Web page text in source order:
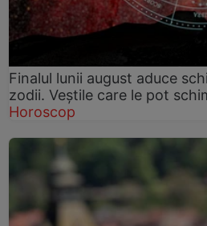
Finalul lunii august aduce
zodii. Veștile care le pot
Horoscop